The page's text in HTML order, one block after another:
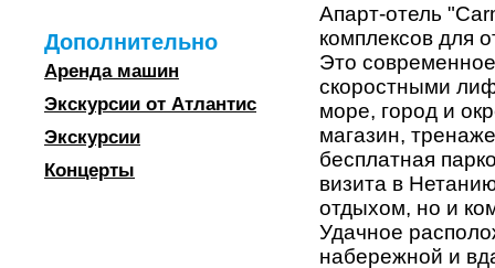
Дополнительно
Аренда машин
Экскурсии от Атлантис
Экскурсии
Концерты
Апарт-отель
комплексов для
Это
скоростными
море, город и
магазин,
бесплатная
визита в
отдыхом, но и
Удачное
набережной и